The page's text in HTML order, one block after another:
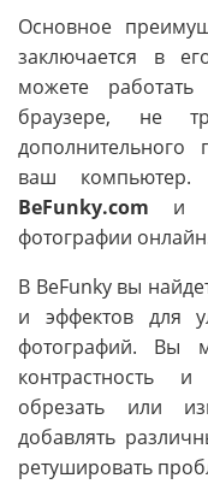
Основное
заключается в
можете
браузере, не
дополнительного
ваш
BeFunky.com и
фотографии
В BeFunky вы
и эффектов для
фотографий. Вы
контрастность
обрезать или
добавлять
ретушировать